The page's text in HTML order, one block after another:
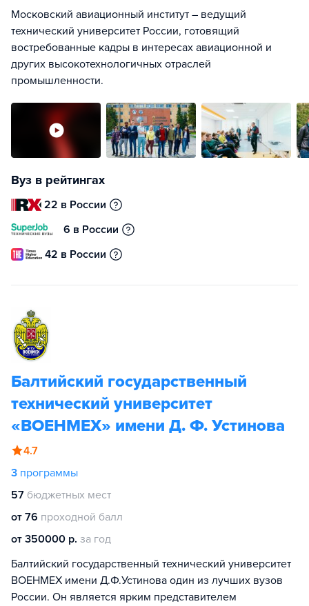
Московский авиационный институт – ведущий
технический университет России, готовящий
востребованные кадры в интересах авиационной и
других высокотехнологичных отраслей
промышленности.
Вуз в рейтингах
22 в России
6 в России
42 в России
Балтийский государственный
технический университет
«ВОЕНМЕХ» имени Д. Ф. Устинова
4.7
3 программы
57 бюджетных мест
от 76 проходной балл
от 350000 р. за год
Балтийский государственный технический университет
ВОЕНМЕХ имени Д.Ф.Устинова один из лучших вузов
России. Он является ярким представителем